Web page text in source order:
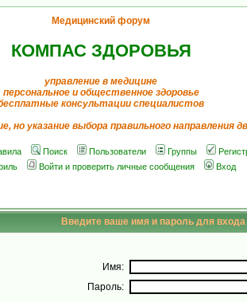
Медицинский форум
КОМПАС ЗДОРОВЬЯ
управление в медицине
персональное и общественное здоровье
консультации специалистов
но указание выбора правильного направления
Поиск Пользователи Группы
Войти и проверить личные сообщения Вход
Введите ваше имя и пароль для входа
Имя:
Пароль: